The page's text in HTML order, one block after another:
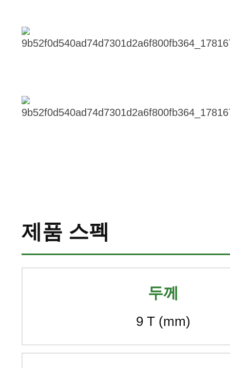
제품 스펙
두께
9 T (mm)